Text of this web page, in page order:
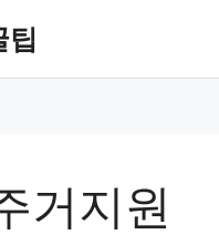
팁
거지원